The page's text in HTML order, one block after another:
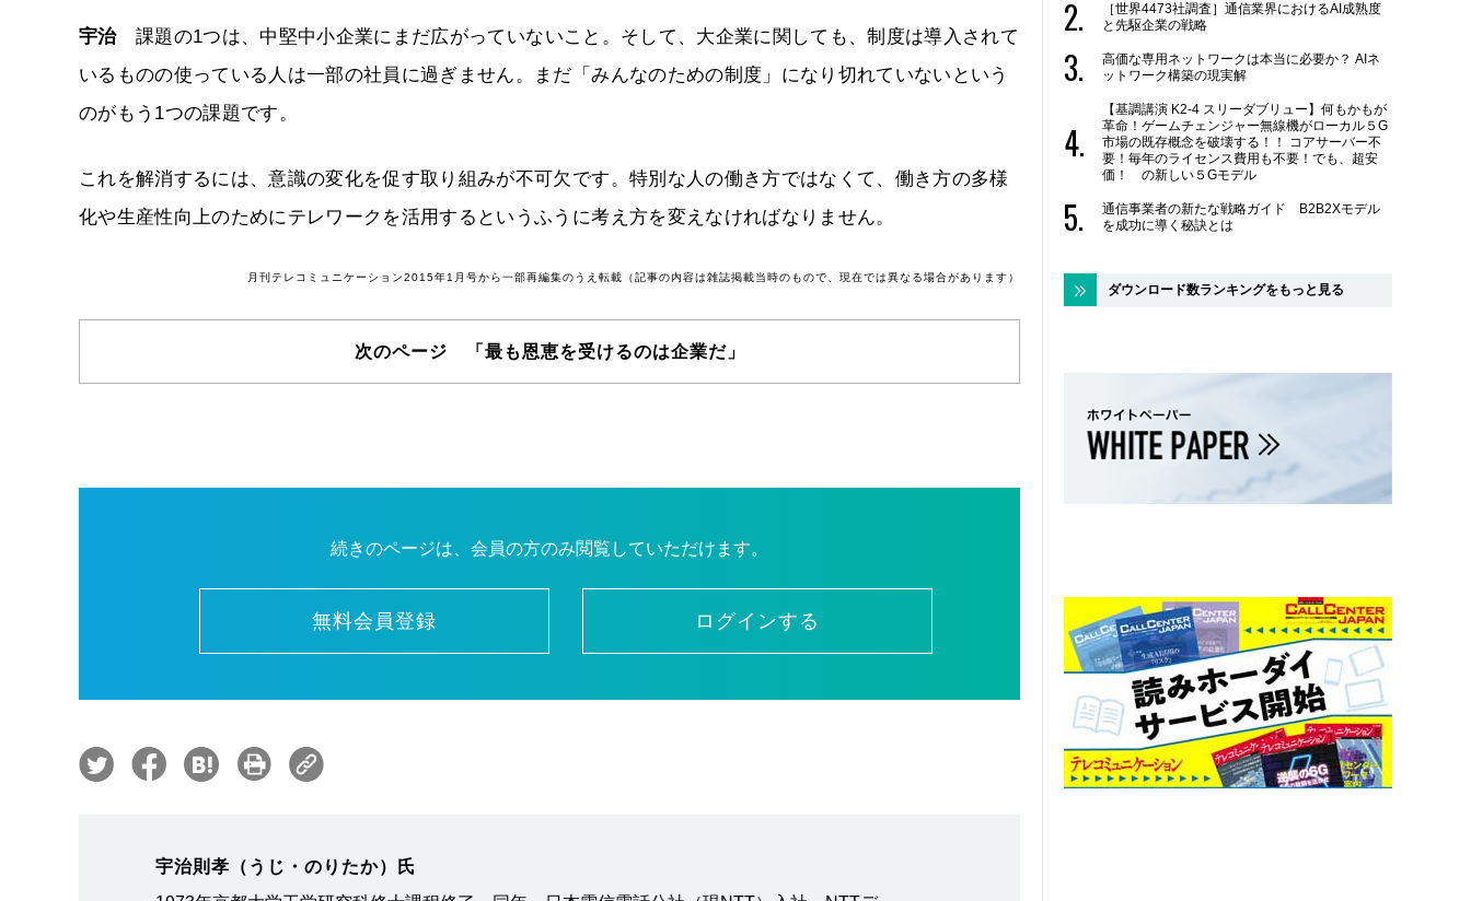
宇治課題の1つは、中堅中小企業にまだ広がっていないこと。そして、大企業に関しても、制度は導入されて
いるものの使っている人は一部の社員に過ぎません。まだ「みんなのための制度」になり切れていないという
のがもう1つの課題です。
これを解消するには、意識の変化を促す取り組みが不可欠です。特別な人の働き方ではなくて、働き方の多様
化や生産性向上のためにテレワークを活用するというふうに考え方を変えなければなりません。
月刊テレコミュニケーション2015年1月号から一部再編集のうえ転載（記事の内容は雑誌掲載当時のもので、現在では異なる場合があります）
次のページ 「最も恩恵を受けるのは企業だ」
続きのページは、会員の方のみ閲覧していただけます。
無料会員登録 ログインする
宇治則孝（うじ・のりたか）氏
［世界4473社調査］通信業界におけるAI成熟度
と先駆企業の戦略
高価な専用ネットワークは本当に必要か？ AIネ
ットワーク構築の現実解
【基調講演 K2-4 スリーダブリュー】何もかもが
革命！ゲームチェンジャー無線機がローカル５G
市場の既存概念を破壊する！！ コアサーバー不
要！毎年のライセンス費用も不要！でも、超安
価！ の新しい５Gモデル
通信事業者の新たな戦略ガイド B2B2Xモデル
を成功に導く秘訣とは
ダウンロード数ランキングをもっと見る